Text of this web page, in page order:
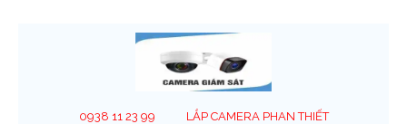
0938 11 23 99 LẮP CAMERA PHAN THIẾT